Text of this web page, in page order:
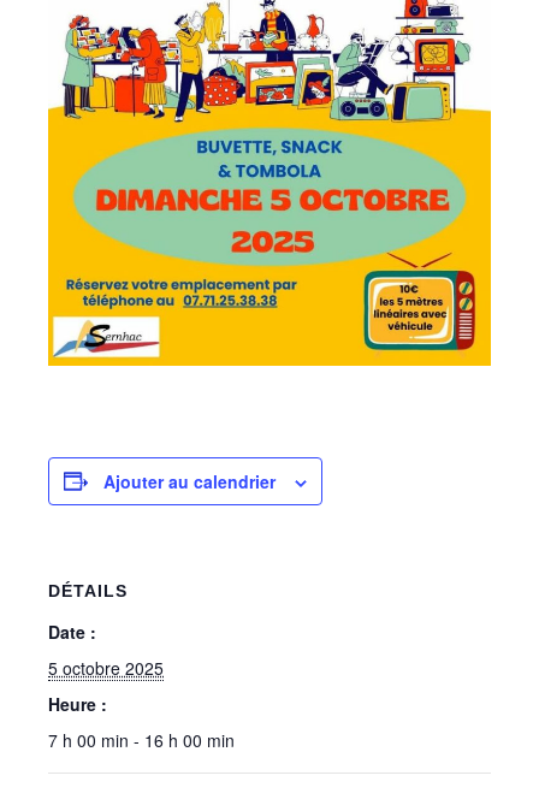
Ajouter au calendrier
DÉTAILS
Date :
5 octobre 2025
Heure :
7 h 00 min - 16 h 00 min